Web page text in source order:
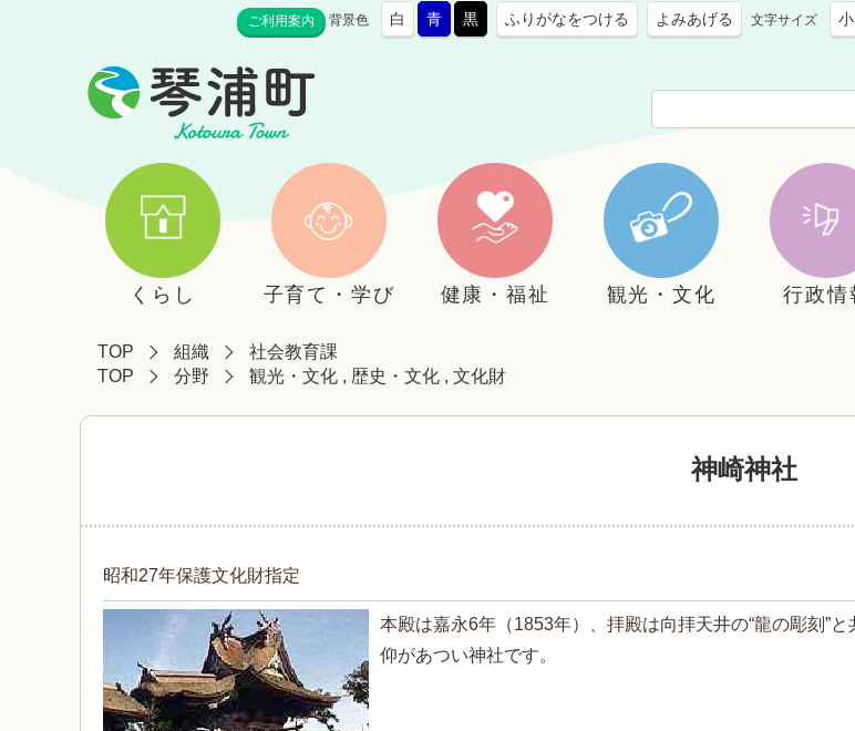
ご利用案内 背景色 白 青 黒 ふりがなをつける よみあげる 文字サイズ 小
くらし 子育て・学び 健康・福祉 観光・文化 行政情
TOP 組織
社会教育課
TOP
分野 観光・文化 , 歴史・文化 , 文化財
神崎神社
昭和27年保護文化財指定
本殿は嘉永6年（1853年）、拝殿は向拝天井の“龍の彫刻”
仰があつい神社です。